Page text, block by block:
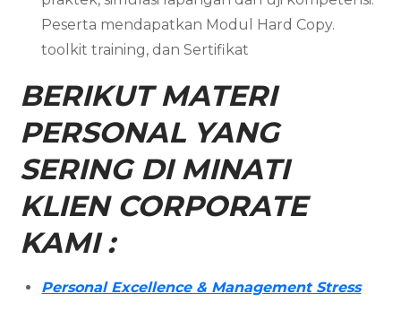
Peserta mendapatkan Modul Hard Copy.
toolkit training, dan Sertifikat
BERIKUT MATERI
PERSONAL YANG
SERING DI MINATI
KLIEN CORPORATE
KAMI :
Personal Excellence & Management Stress